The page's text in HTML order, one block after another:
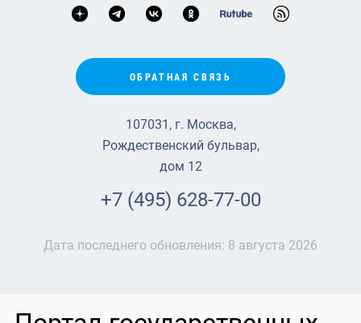
ОБРАТНАЯ СВЯЗЬ
107031, г. Москва,
Рождественский бульвар,
дом 12
+7 (495) 628-77-00
Дата последнего обновления: 8 августа 2026